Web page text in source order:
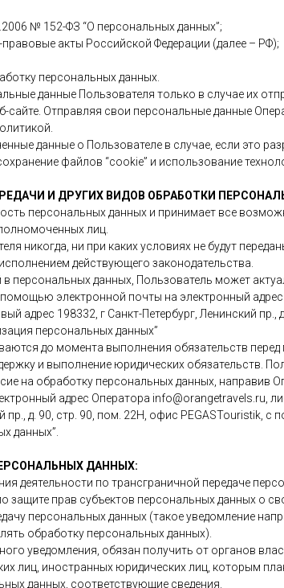
№ 152-ФЗ “О персональных данных”;
акты Российской Федерации (далее – РФ);
персональных данных.
данные Пользователя только в случае их
Отправляя свои персональные данные
данные о Пользователе в случае, если это
файлов “cookie” и использование
И ДРУГИХ ВИДОВ ОБРАБОТКИ
персональных данных и принимает все
лиц.
никогда, ни при каких условиях не будут
действующего законодательства.
персональных данных, Пользователь может
электронной почты на электронный
адрес 198332, г Санкт-Петербург, Ленинский пр.,
персональных данных”
до момента выполнения обязательств перед
и выполнение юридических обязательств.
на обработку персональных данных, направив
адрес Оператора info@orangetravels.ru,
пр., д. 90, стр. 90, пом. 22Н, офис PEGASTouristik, с
данных”.
ДАННЫХ:
деятельности по трансграничной передаче
защите прав субъектов персональных данных о
персональных данных (такое уведомление
обработку персональных данных).
уведомления, обязан получить от органов
лиц, иностранных юридических лиц, которым
данных, соответствующие сведения.